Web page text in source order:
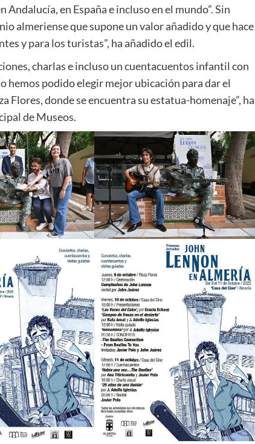
en España e incluso en el mundo”. Sin
almeriense que supone un valor añadido y que hace
y para los turistas”, ha añadido el edil.
charlas e incluso un cuentacuentos infantil con
podido elegir mejor ubicación para dar el
Flores, donde se encuentra su estatua-homenaje”, ha
de Museos.